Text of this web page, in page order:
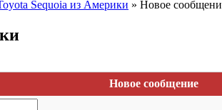
Sequoia из Америки » Новое
Новое сообщение